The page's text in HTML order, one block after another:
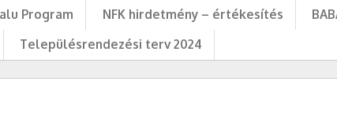
Program NFK hirdetmény – értékesítés
Településrendezési terv 2024